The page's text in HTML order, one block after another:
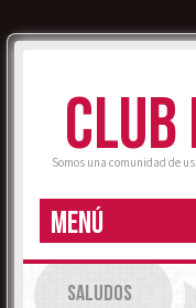
Somos una comunidad de
MENÚ
SALUDOS